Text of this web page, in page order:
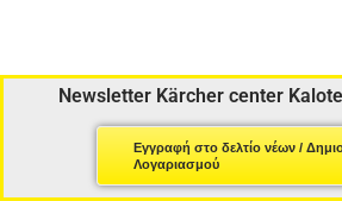
Newsletter Kärcher center
Εγγραφή στο δελτίο νέων /
Λογαριασμού